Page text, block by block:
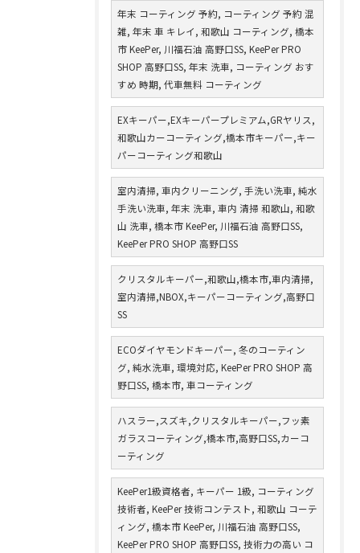
年末 コーティング 予約, コーティング 予約 混
雑, 年末 車 キレイ, 和歌山 コーティング, 橋本
市 KeePer, 川福石油 高野口SS, KeePer PRO
SHOP 高野口SS, 年末 洗車, コーティング おす
すめ 時期, 代車無料 コーティング
EXキーパー,EXキーパープレミアム,GRヤリス,
和歌山カーコーティング,橋本市キーパー,キー
パーコーティング和歌山
室内清掃, 車内クリーニング, 手洗い洗車, 純水
手洗い洗車, 年末 洗車, 車内 清掃 和歌山, 和歌
山 洗車, 橋本市 KeePer, 川福石油 高野口SS,
KeePer PRO SHOP 高野口SS
クリスタルキーパー,和歌山,橋本市,車内清掃,
室内清掃,NBOX,キーパーコーティング,高野口
SS
ECOダイヤモンドキーパー, 冬のコーティン
グ, 純水洗車, 環境対応, KeePer PRO SHOP 高
野口SS, 橋本市, 車コーティング
ハスラー,スズキ,クリスタルキーパー,フッ素
ガラスコーティング,橋本市,高野口SS,カーコ
ーティング
KeePer1級資格者, キーパー 1級, コーティング
技術者, KeePer 技術コンテスト, 和歌山 コーテ
ィング, 橋本市 KeePer, 川福石油 高野口SS,
KeePer PRO SHOP 高野口SS, 技術力の高い コ